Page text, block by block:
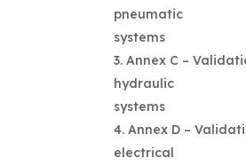
pneumatic
systems
Annex C –
hydraulic
systems
Annex D –
electrical